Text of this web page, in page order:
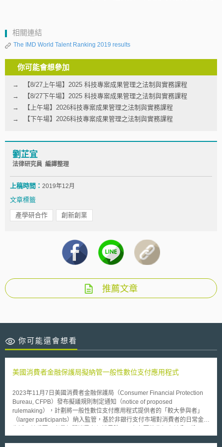
相關連結
The IMD World Talent Ranking 2019 results
你可能會想參加
【8/27上午場】2025 科技專案成果管理之法制與實務課程
【8/27下午場】2025 科技專案成果管理之法制與實務課程
【上午場】2026科技專案成果管理之法制與實務課程
【下午場】2026科技專案成果管理之法制與實務課程
劉芷宜
法律研究員 編譯整理
上稿時間： 2019年12月
文章標籤
產學研合作 創新創業
推薦文章
你可能還會想看
美國消費者金融保護局擬納管一般性數位支付應用程式
2023年11月7日美國消費者金融保護局（Consumer Financial Protection
Bureau, CFPB）發布擬議規則制定通知（notice of proposed
rulemaking），計劃將一般性數位支付應用程式提供者的「較大參與者」
（larger participants）納入監管，基於非銀行支付市場對消費者的日常金融
《消費者金融保護法》（Consumer Financial Protection Act, CFPA）的監